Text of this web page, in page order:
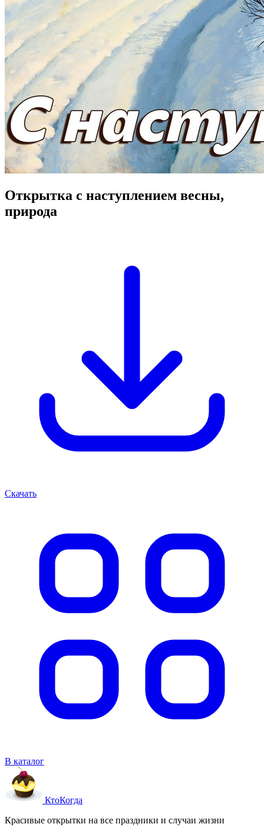
Открытка с наступлением весны,
природа
Скачать
В каталог
КтоКогда
Красивые открытки на все праздники и случаи жизни